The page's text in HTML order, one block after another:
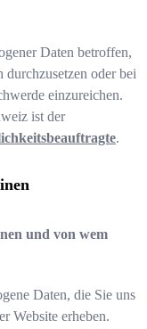
Daten betroffen,
durchzusetzen oder bei
einzureichen.
ist der
.
und von wem
Daten, die Sie uns
Website erheben.